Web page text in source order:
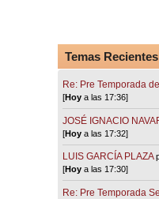
Temas Recientes
Re: Pre Temporada
[Hoy a las 17:36]
JOSÉ IGNACIO
[Hoy a las 17:32]
LUIS GARCÍA PLAZA
[Hoy a las 17:30]
Re: Pre Temporada